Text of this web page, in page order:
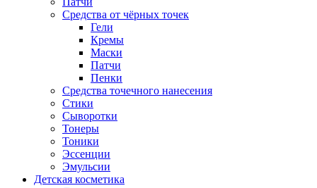
Средства от чёрных точек
Гели
Кремы
Маски
Патчи
Пенки
Средства точечного нанесения
Стики
Сыворотки
Тонеры
Тоники
Эссенции
Эмульсии
Детская косметика